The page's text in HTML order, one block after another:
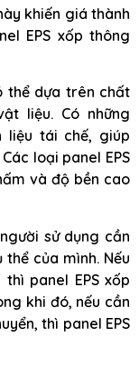
khiến giá thành
EPS xốp thông
thể dựa trên chất
liệu. Có những
liệu tái chế, giúp
loại panel EPS
và độ bền cao
sử dụng cần
của mình. Nếu
panel EPS xốp
khi đó, nếu cần
thì panel EPS